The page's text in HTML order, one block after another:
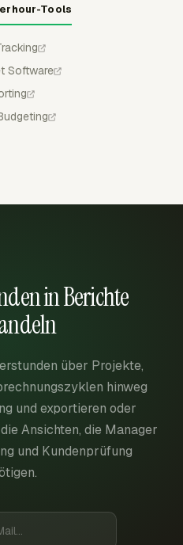
Tools
Software
in Berichte
über Projekte,
hinweg
und exportieren oder
Ansichten, die Manager
und Kundenprüfung